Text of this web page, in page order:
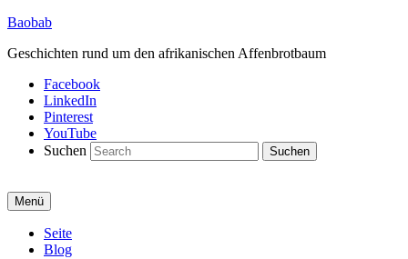
Baobab
Geschichten rund um den afrikanischen Affenbrotbaum
Facebook
LinkedIn
Pinterest
YouTube
Suchen
Menü
Primäres
Menü
Seite
Blog